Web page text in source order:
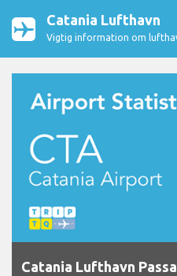
Catania Lufthavn
Vigtig information om
Catania Lufthavn